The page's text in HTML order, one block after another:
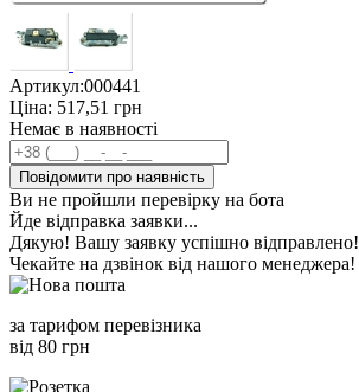
Артикул:000441
Ціна: 517,51 грн
Немає в наявності
Повідомити про наявність
Ви не пройшли перевірку на бота
Йде відправка заявки...
Дякую! Вашу заявку успішно відправлено!
Чекайте на дзвінок від нашого менеджера!
за тарифом перевізника
від 80 грн